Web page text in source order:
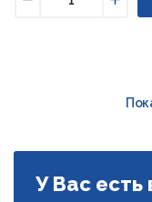
У Вас есть